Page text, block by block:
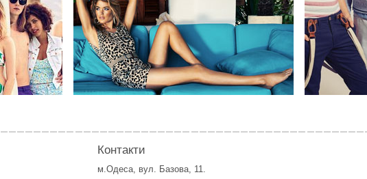
Контакти
м.Одеса, вул. Базова, 11.